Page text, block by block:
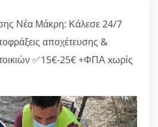
Νέα Μάκρη: Κάλεσε 24/7
αποχέτευσης &
✅15€-25€ +ΦΠΑ xωρίς